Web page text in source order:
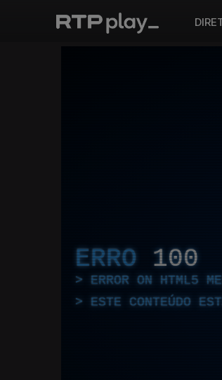
ERRO 100
ERROR ON HTML5
ESTE CONTEÚDO